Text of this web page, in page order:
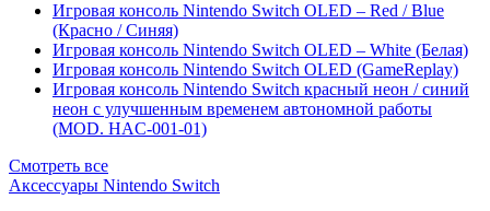
Игровая консоль Nintendo Switch OLED – Red / Blue
(Красно / Синяя)
Игровая консоль Nintendo Switch OLED – White (Белая)
Игровая консоль Nintendo Switch OLED (GameReplay)
Игровая консоль Nintendo Switch красный неон / синий
неон с улучшенным временем автономной работы
(MOD. HAC-001-01)
Смотреть все
Аксессуары Nintendo Switch